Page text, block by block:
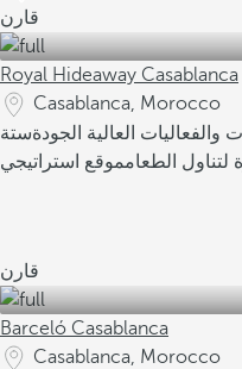
قارن
Royal Hideaway Casablanca
Casablanca, Morocco
والفعاليات العالية الجودةستة
الطعامموقع استراتيجي
قارن
Barceló Casablanca
Casablanca, Morocco